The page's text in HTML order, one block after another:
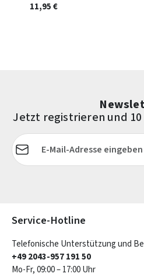
11,95 €
Jetzt registrieren und
E-Mail-Adresse*
Service-Hotline
Telefonische Unterstützung und
+49 2043-957 191 50
Mo-Fr, 09:00 – 17:00 Uhr